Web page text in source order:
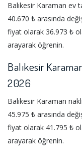
Balıkesir Karaman ev
40.670 ₺ arasında
fiyat olarak 36.973 ₺
arayarak öğrenin.
Balıkesir
2026
Balıkesir Karaman
45.975 ₺ arasında
fiyat olarak 41.795 ₺
arayarak öğrenin.